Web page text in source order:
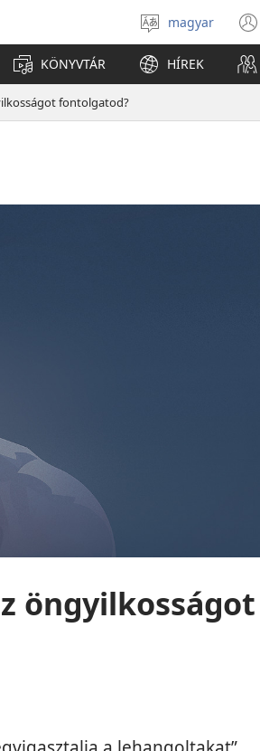
Válassz
nyelvet
magyar
KÖNYVTÁR HÍREK
fontolgatod?
öngyilkosságot